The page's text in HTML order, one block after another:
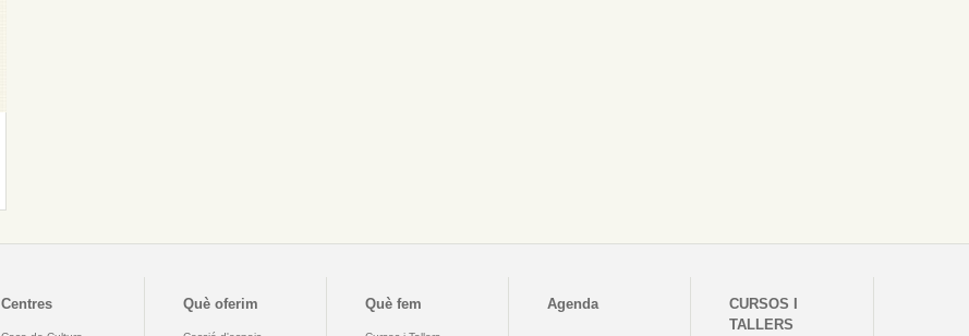
Centres Què oferim Què fem Agenda
CURSOS I
TALLERS